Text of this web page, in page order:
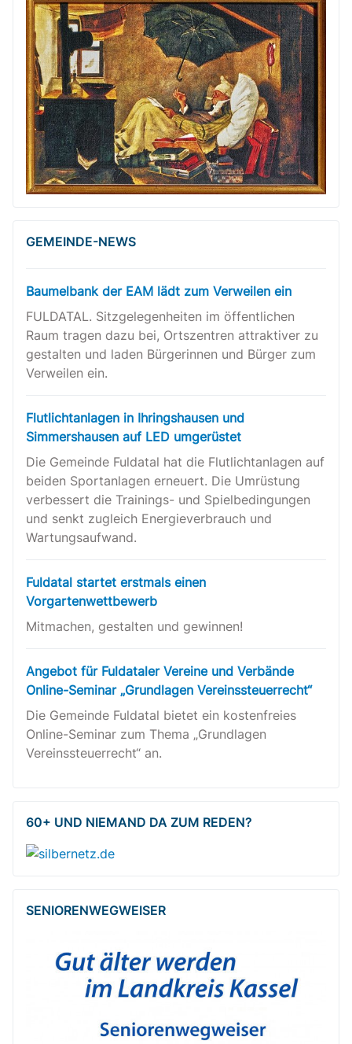
GEMEINDE-NEWS
Baumelbank der EAM lädt zum Verweilen ein
FULDATAL. Sitzgelegenheiten im öffentlichen
Raum tragen dazu bei, Ortszentren attraktiver zu
gestalten und laden Bürgerinnen und Bürger zum
Verweilen ein.
Flutlichtanlagen in Ihringshausen und
Simmershausen auf LED umgerüstet
Die Gemeinde Fuldatal hat die Flutlichtanlagen auf
beiden Sportanlagen erneuert. Die Umrüstung
verbessert die Trainings- und Spielbedingungen
und senkt zugleich Energieverbrauch und
Wartungsaufwand.
Fuldatal startet erstmals einen
Vorgartenwettbewerb
Mitmachen, gestalten und gewinnen!
Angebot für Fuldataler Vereine und Verbände
Online-Seminar „Grundlagen Vereinssteuerrecht“
Die Gemeinde Fuldatal bietet ein kostenfreies
Online-Seminar zum Thema „Grundlagen
Vereinssteuerrecht“ an.
60+ UND NIEMAND DA ZUM REDEN?
SENIOREN­WEG­WEISER